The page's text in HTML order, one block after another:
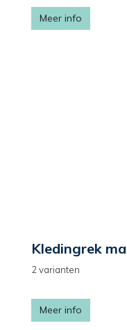
Meer info
Kledingrek
2 varianten
Meer info